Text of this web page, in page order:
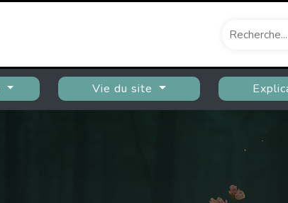
Vie du site